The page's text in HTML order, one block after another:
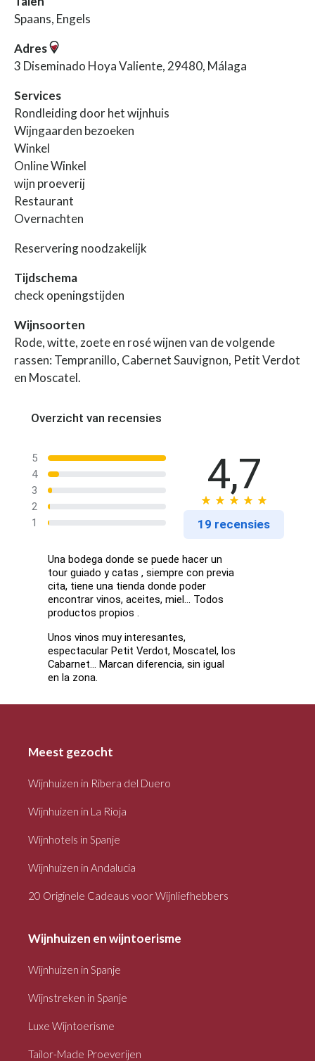
Spaans, Engels
Adres
3 Diseminado Hoya Valiente, 29480, Málaga
Services
Rondleiding door het wijnhuis
Wijngaarden bezoeken
Winkel
Online Winkel
wijn proeverij
Restaurant
Overnachten
Reservering noodzakelijk
Tijdschema
check openingstijden
Wijnsoorten
Rode, witte, zoete en rosé wijnen van de volgende
rassen: Tempranillo, Cabernet Sauvignon, Petit Verdot
en Moscatel.
Overzicht van recensies
5
4
3
2
1
4,7
19 recensies
Una bodega donde se puede hacer un
tour guiado y catas , siempre con previa
cita, tiene una tienda donde poder
encontrar vinos, aceites, miel... Todos
productos propios .
Unos vinos muy interesantes,
espectacular Petit Verdot, Moscatel, los
Cabarnet... Marcan diferencia, sin igual
en la zona.
Meest gezocht
Wijnhuizen in Ribera del Duero
Wijnhuizen in La Rioja
Wijnhotels in Spanje
Wijnhuizen in Andalucia
20 Originele Cadeaus voor Wijnliefhebbers
Wijnhuizen en wijntoerisme
Wijnhuizen in Spanje
Wijnstreken in Spanje
Luxe Wijntoerisme
Tailor-Made Proeverijen